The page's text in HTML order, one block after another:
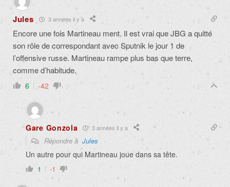
Jules 3 années il y a
Encore une fois Martineau ment. Il est vrai que JBG a quitté
son rôle de correspondant avec Sputnik le jour 1 de
l’offensive russe. Martineau rampe plus bas que terre,
comme d’habitude.
6 -42
Gare Gonzola 3 années il y a
Répondre à Jules
Un autre pour qui Martineau joue dans sa tête.
1 -1